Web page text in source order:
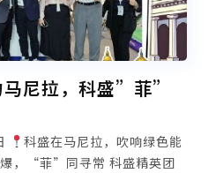
马尼拉，科盛”菲”
科盛在马尼拉，吹响绿色能
，“菲”同寻常 科盛精英团